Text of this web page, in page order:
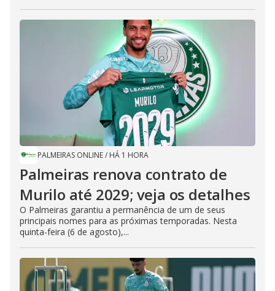
PALMEIRAS ONLINE/ HÁ 1 HORA
Palmeiras renova contrato de
Murilo até 2029; veja os detalhes
O Palmeiras garantiu a permanência de um de seus
principais nomes para as próximas temporadas. Nesta
quinta-feira (6 de agosto),...